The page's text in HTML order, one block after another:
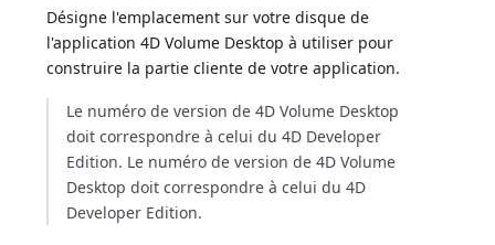
Désigne l'emplacement sur votre disque de
l'application 4D Volume Desktop à utiliser pour
construire la partie cliente de votre application.
Le numéro de version de 4D Volume Desktop
doit correspondre à celui du 4D Developer
Edition. Le numéro de version de 4D Volume
Desktop doit correspondre à celui du 4D
Developer Edition.